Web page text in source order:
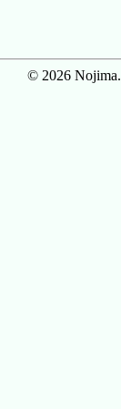
© 2026 Nojima.